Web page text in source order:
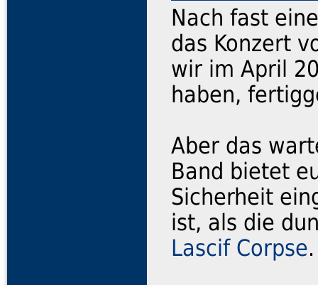
Nach fast
das Konzert
wir im April
haben,
Aber das
Band bietet
Sicherheit
ist, als die
Lascif Corpse.